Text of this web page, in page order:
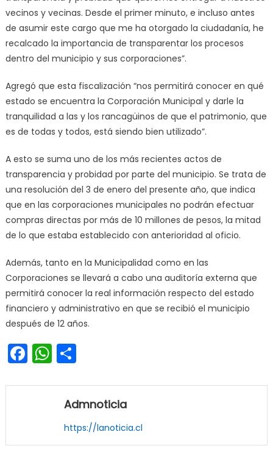
vecinos y vecinas. Desde el primer minuto, e incluso antes
de asumir este cargo que me ha otorgado la ciudadanía, he
recalcado la importancia de transparentar los procesos
dentro del municipio y sus corporaciones”.
Agregó que esta fiscalización “nos permitirá conocer en qué
estado se encuentra la Corporación Municipal y darle la
tranquilidad a las y los rancagüinos de que el patrimonio, que
es de todas y todos, está siendo bien utilizado”.
A esto se suma uno de los más recientes actos de
transparencia y probidad por parte del municipio. Se trata de
una resolución del 3 de enero del presente año, que indica
que en las corporaciones municipales no podrán efectuar
compras directas por más de 10 millones de pesos, la mitad
de lo que estaba establecido con anterioridad al oficio.
Además, tanto en la Municipalidad como en las
Corporaciones se llevará a cabo una auditoría externa que
permitirá conocer la real información respecto del estado
financiero y administrativo en que se recibió el municipio
después de 12 años.
Facebook
WhatsApp
Share
Admnoticia
https://lanoticia.cl